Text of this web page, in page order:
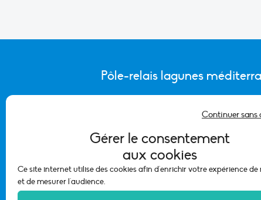
Gérer le consentement
aux cookies
Ce site internet utilise des cookies afin d'enrichir votre expérience
et de mesurer l'audience.
Continuer
Pôle-relais lagunes
CONTACTER L’ÉQUIPE DU PÔLE